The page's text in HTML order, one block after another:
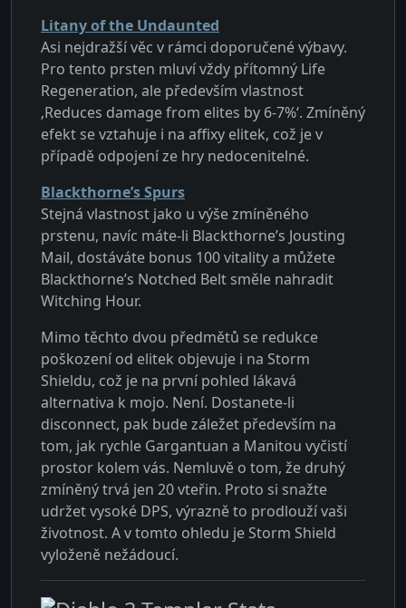
Litany of the Undaunted
Asi nejdražší věc v rámci doporučené výbavy.
Pro tento prsten mluví vždy přítomný Life
Regeneration, ale především vlastnost
‚Reduces damage from elites by 6-7%‘. Zmíněný
efekt se vztahuje i na affixy elitek, což je v
případě odpojení ze hry nedocenitelné.
Blackthorne’s Spurs
Stejná vlastnost jako u výše zmíněného
prstenu, navíc máte-li Blackthorne’s Jousting
Mail, dostáváte bonus 100 vitality a můžete
Blackthorne’s Notched Belt směle nahradit
Witching Hour.
Mimo těchto dvou předmětů se redukce
poškození od elitek objevuje i na Storm
Shieldu, což je na první pohled lákavá
alternativa k mojo. Není. Dostanete-li
disconnect, pak bude záležet především na
tom, jak rychle Gargantuan a Manitou vyčistí
prostor kolem vás. Nemluvě o tom, že druhý
zmíněný trvá jen 20 vteřin. Proto si snažte
udržet vysoké DPS, výrazně to prodlouží vaši
životnost. A v tomto ohledu je Storm Shield
vyloženě nežádoucí.